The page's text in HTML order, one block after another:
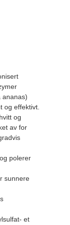
ananas)
og effektivt.
og
av for
polerer
sunnere
et